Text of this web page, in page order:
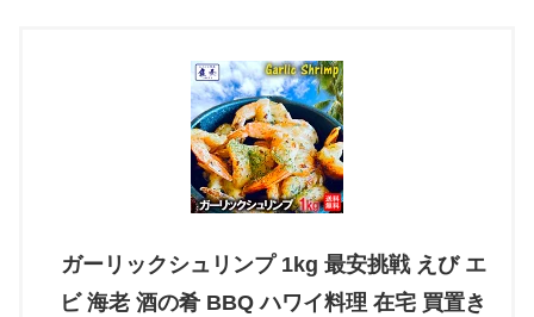
ガーリックシュリンプ 1kg 最安挑戦 えび エ
ビ 海老 酒の肴 BBQ ハワイ料理 在宅 買置き